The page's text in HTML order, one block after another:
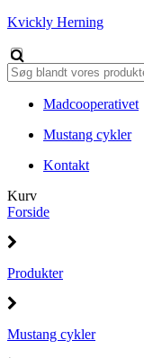
Kvickly Herning
Madcooperativet
Mustang cykler
Kontakt
Kurv
Forside
Produkter
Mustang cykler